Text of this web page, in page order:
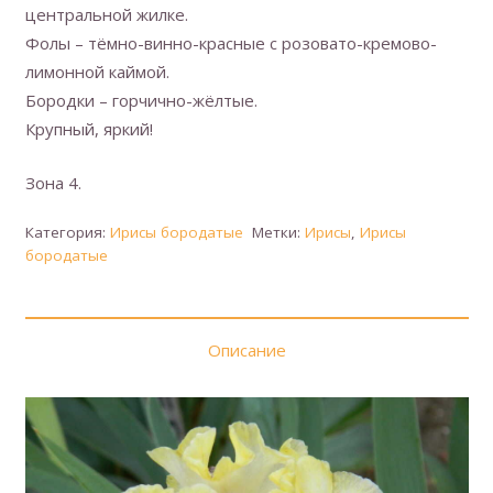
центральной жилке.
Фолы – тёмно-винно-красные с розовато-кремово-
лимонной каймой.
Бородки – горчично-жёлтые.
Крупный, яркий!
Зона 4.
Категория: Ирисы бородатые Метки: Ирисы, Ирисы
бородатые
Описание